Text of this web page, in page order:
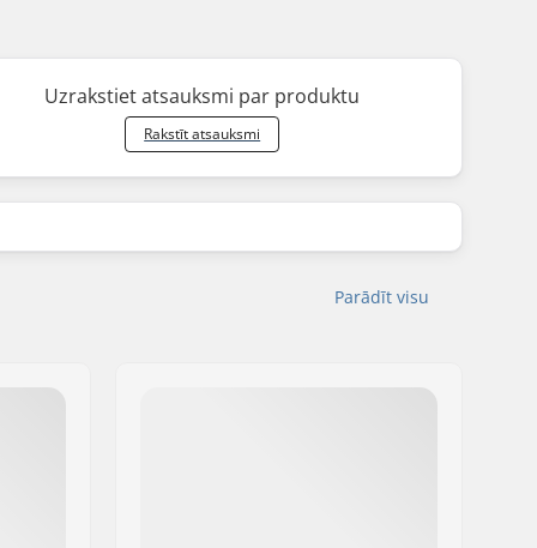
Uzrakstiet atsauksmi par produktu
Rakstīt atsauksmi
Parādīt visu